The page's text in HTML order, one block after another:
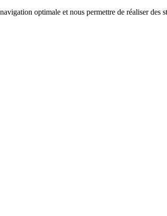
optimale et nous permettre de réaliser des